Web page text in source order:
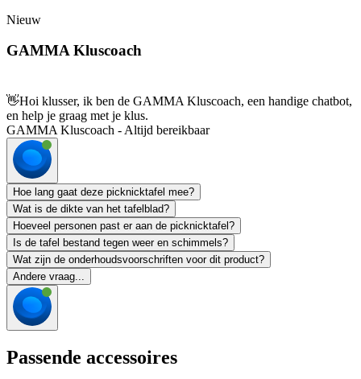
Nieuw
GAMMA Kluscoach
👋Hoi klusser, ik ben de GAMMA Kluscoach, een handige chatbot,
en help je graag met je klus.
GAMMA Kluscoach - Altijd bereikbaar
Hoe lang gaat deze picknicktafel mee?
Wat is de dikte van het tafelblad?
Hoeveel personen past er aan de picknicktafel?
Is de tafel bestand tegen weer en schimmels?
Wat zijn de onderhoudsvoorschriften voor dit product?
Andere vraag...
Passende accessoires